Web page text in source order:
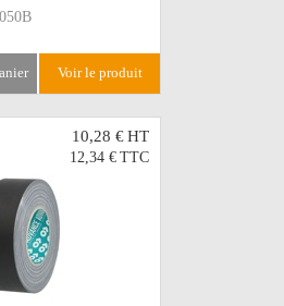
voir le produit
10,28 €HT
12,34 € TTC